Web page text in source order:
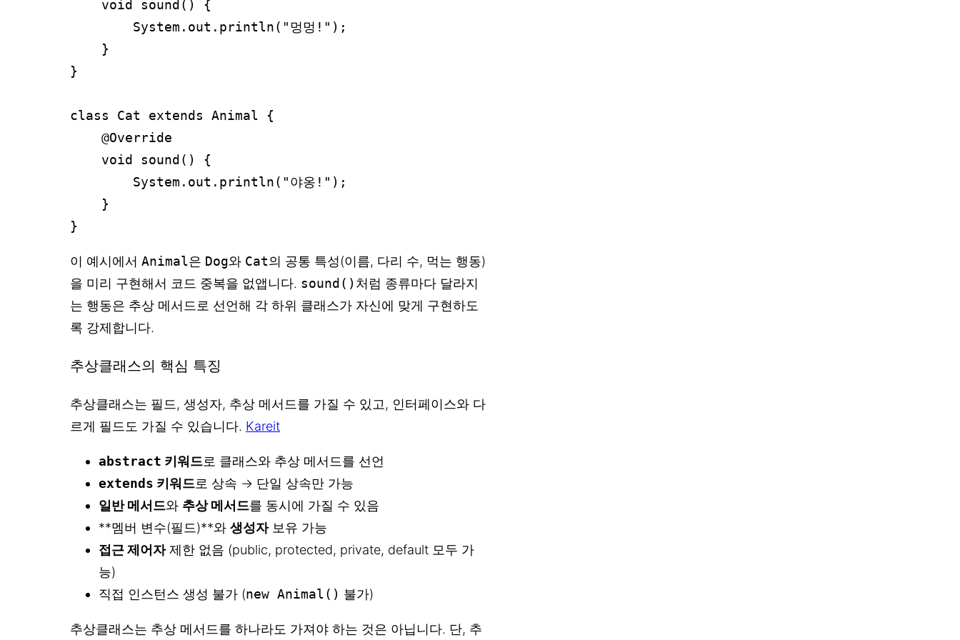
}
class Cat extends Animal {
}
이 예시에서 Animal은 Dog와 Cat의 공통 특성(이름, 다리 수, 먹는 행동)
을 미리 구현해서 코드 중복을 없앱니다. sound() 처럼 종류마다 달라지
는 행동은 추상 메서드로 선언해 각 하위 클래스가 자신에 맞게 구현하도
록 강제합니다.
추상클래스의 핵심 특징
추상클래스는 필드, 생성자, 추상 메서드를 가질 수 있고, 인터페이스와 다
르게 필드도 가질 수 있습니다. Kareit
abstract 키워드로 클래스와 추상 메서드를 선언
extends 키워드로 상속 → 단일 상속만 가능
일반 메서드와 추상 메서드를 동시에 가질 수 있음
**멤버 변수(필드)**와 생성자보유 가능
접근 제어자제한 없음 (public, protected, private, default 모두 가
능)
직접 인스턴스 생성 불가 (new Animal() 불가)
추상클래스는 추상 메서드를 하나라도 가져야 하는 것은 아닙니다. 단, 추